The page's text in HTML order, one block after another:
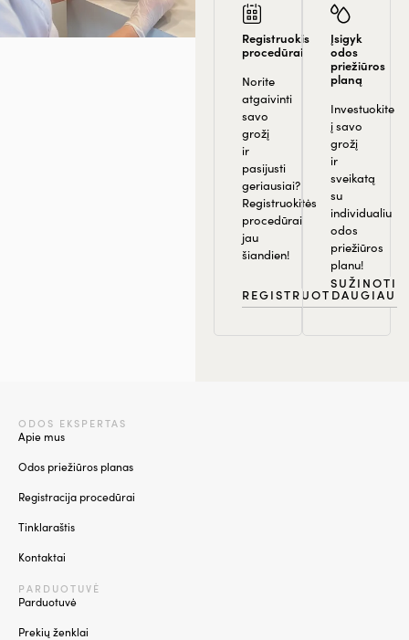
Registruokis
procedūrai
Norite
atgaivinti
savo
grožį
ir
pasijusti
geriausiai?
Registruokitės
procedūrai
jau
šiandien!
REGISTRUOTIS
Įsigyk
odos
priežiūros
planą
Investuokite
į savo
grožį
ir
sveikatą
su
individualiu
odos
priežiūros
planu!
SUŽINOTI
DAUGIAU
ODOS EKSPERTAS
Apie mus
Odos priežiūros planas
Registracija procedūrai
Tinklaraštis
Kontaktai
PARDUOTUVĖ
Parduotuvė
Prekių ženklai